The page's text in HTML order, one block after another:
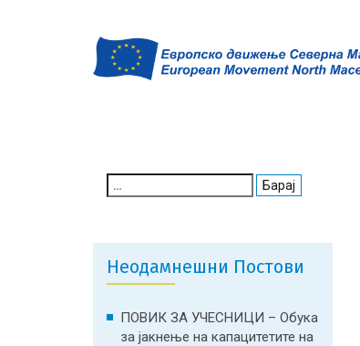
for:
Неодамнешни Постови
ПОВИК ЗА УЧЕСНИЦИ – Обука
за јакнење на капацитетите на